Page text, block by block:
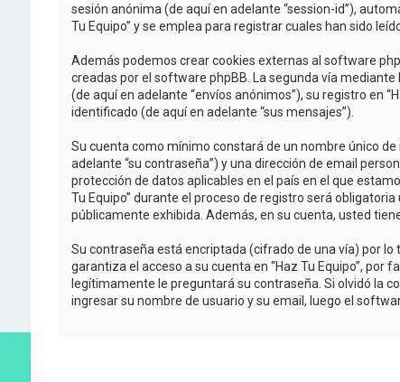
sesión anónima (de aquí en adelante “session-id”),
Tu Equipo” y se emplea para registrar cuales han sido
Además podemos crear cookies externas al software
creadas por el software phpBB. La segunda vía
(de aquí en adelante “envíos anónimos”), su registro en
identificado (de aquí en adelante “sus mensajes”).
Su cuenta como mínimo constará de un nombre único
adelante “su contraseña”) y una dirección de email
protección de datos aplicables en el país en el que
Tu Equipo” durante el proceso de registro será
públicamente exhibida. Además, en su cuenta, usted
Su contraseña está encriptada (cifrado de una vía) por
garantiza el acceso a su cuenta en “Haz Tu Equipo”, por
legítimamente le preguntará su contraseña. Si olvidó la
ingresar su nombre de usuario y su email, luego el